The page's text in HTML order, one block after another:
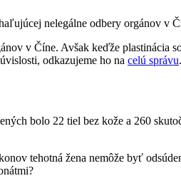
nelegálne odbery orgánov v
v Číne. Avšak keďže
odkazujeme ho na celú správu.
bolo 22 tiel bez kože a 260
tehotná žena nemôže byť